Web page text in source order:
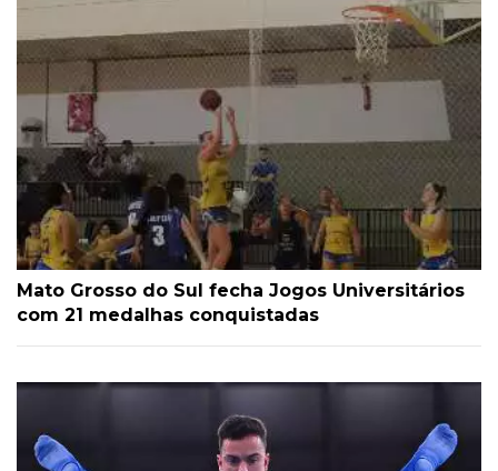
Mato Grosso do Sul fecha Jogos Universitários
com 21 medalhas conquistadas